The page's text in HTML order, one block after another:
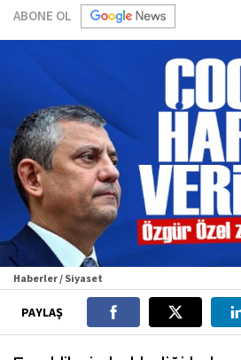
ABONE OL
Haberler / Siyaset
PAYLAŞ